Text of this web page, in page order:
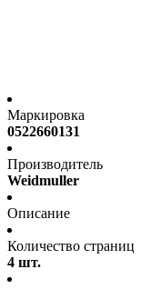
Маркировка
0522660131
Производитель
Weidmuller
Описание
Количество страниц
4 шт.